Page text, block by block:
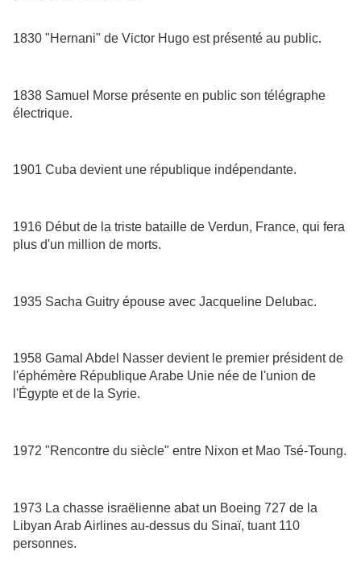
1830 "Hernani" de Victor Hugo est présenté au public.
1838 Samuel Morse présente en public son télégraphe
électrique.
1901 Cuba devient une république indépendante.
1916 Début de la triste bataille de Verdun, France, qui fera
plus d'un million de morts.
1935 Sacha Guitry épouse avec Jacqueline Delubac.
1958 Gamal Abdel Nasser devient le premier président de
l'éphémère République Arabe Unie née de l'union de
l'Égypte et de la Syrie.
1972 "Rencontre du siècle" entre Nixon et Mao Tsé-Toung.
1973 La chasse israëlienne abat un Boeing 727 de la
Libyan Arab Airlines au-dessus du Sinaï, tuant 110
personnes.